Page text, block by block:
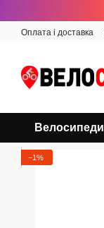
Оплата і доставка
Велосипеди
−1%